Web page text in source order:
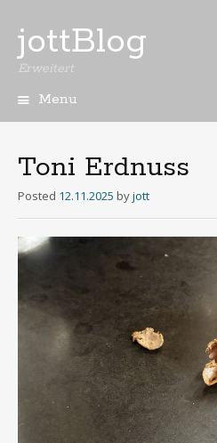
jottBlog
Erweitert
Menu
Toni Erdnuss
Posted 12.11.2025 byjott